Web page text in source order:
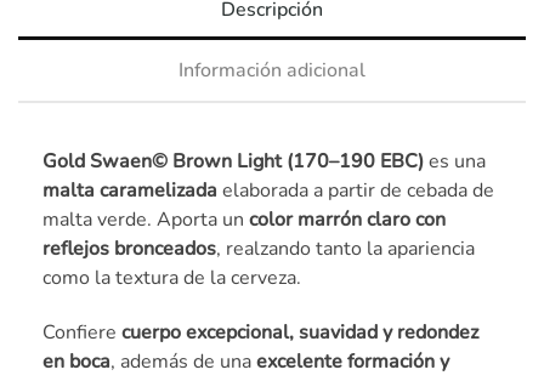
Descripción
Información adicional
Gold Swaen© Brown Light (170–190 EBC)es una
malta caramelizada elaborada a partir de cebada de
malta verde. Aporta un color marrón claro con
reflejos bronceados, realzando tanto la apariencia
como la textura de la cerveza.
Confiere cuerpo excepcional, suavidad y redondez
en boca, además de unaexcelente formación y